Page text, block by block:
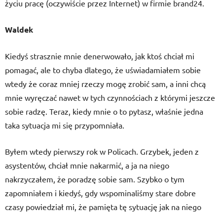
życiu pracę (oczywiście przez Internet) w firmie brand24.
Waldek
Kiedyś strasznie mnie denerwowało, jak ktoś chciał mi
pomagać, ale to chyba dlatego, że uświadamiałem sobie
wtedy że coraz mniej rzeczy mogę zrobić sam, a inni chcą
mnie wyręczać nawet w tych czynnościach z którymi jeszcze
sobie radzę. Teraz, kiedy mnie o to pytasz, właśnie jedna
taka sytuacja mi się przypomniała.
Byłem wtedy pierwszy rok w Policach. Grzybek, jeden z
asystentów, chciał mnie nakarmić, a ja na niego
nakrzyczałem, że poradzę sobie sam. Szybko o tym
zapomniałem i kiedyś, gdy wspominaliśmy stare dobre
czasy powiedział mi, że pamięta tę sytuację jak na niego